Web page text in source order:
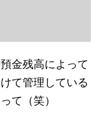
金残高によって
て管理している
て（笑）